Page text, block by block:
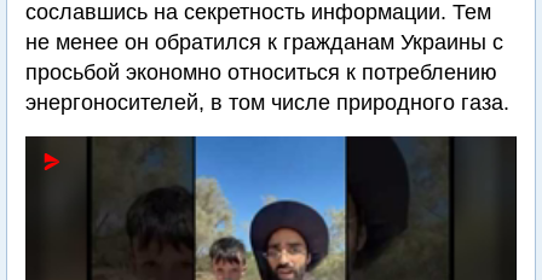
сославшись на секретность информации. Тем
не менее он обратился к гражданам Украины с
просьбой экономно относиться к потреблению
энергоносителей, в том числе природного газа.